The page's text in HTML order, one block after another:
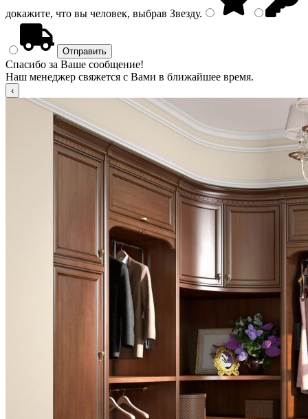
докажите, что вы человек, выбрав Звезду.
Спасибо за Ваше сообщение!
Наш менеджер свяжется с Вами в ближайшее время.